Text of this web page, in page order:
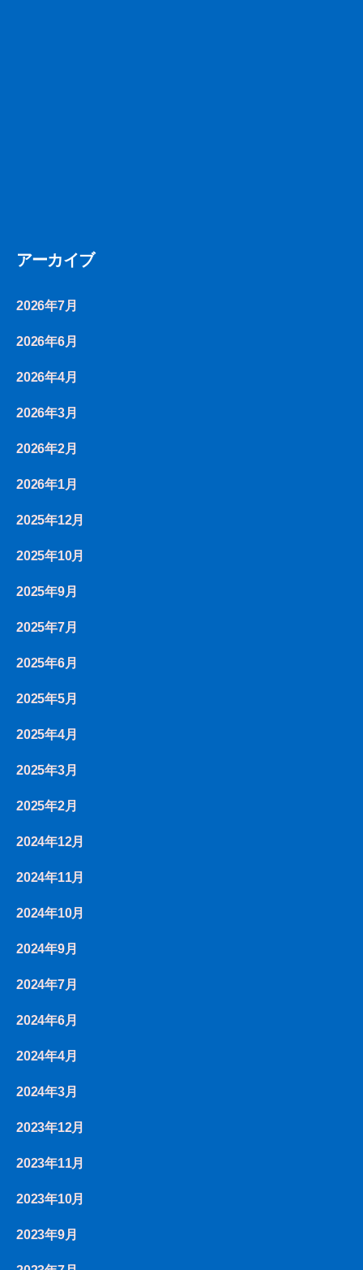
アーカイブ
2026年7月
2026年6月
2026年4月
2026年3月
2026年2月
2026年1月
2025年12月
2025年10月
2025年9月
2025年7月
2025年6月
2025年5月
2025年4月
2025年3月
2025年2月
2024年12月
2024年11月
2024年10月
2024年9月
2024年7月
2024年6月
2024年4月
2024年3月
2023年12月
2023年11月
2023年10月
2023年9月